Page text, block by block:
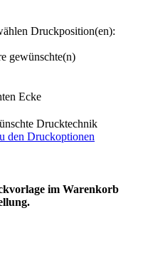
Druckposition(en):
gewünschte(n)
Ecke
Drucktechnik
den Druckoptionen
im Warenkorb